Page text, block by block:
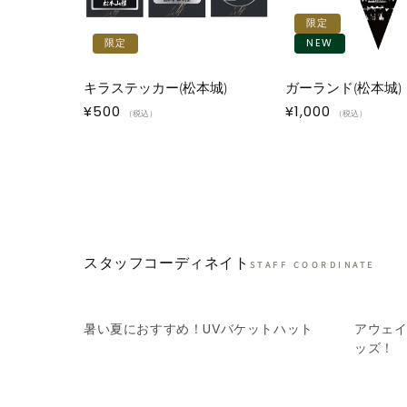
限定
キラステッカー(松本城)
通
¥500 （税込）
限定
NEW
ガーランド(松本城)
通
¥1,000 （税込）
スタッフコーディネイト STAFF COORDINATE
暑い夏におすすめ！UVバケットハット
アウェ
ッズ！